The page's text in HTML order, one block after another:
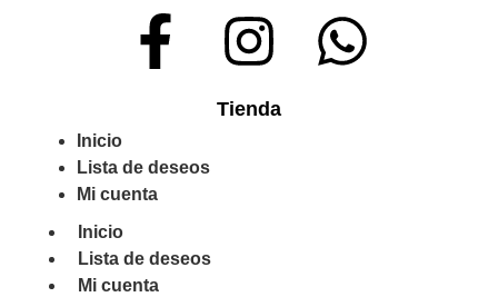
Tienda
Inicio
Lista de deseos
Mi cuenta
Inicio
Lista de deseos
Mi cuenta